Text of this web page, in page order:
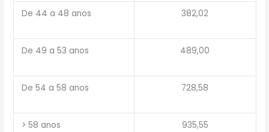
De 44 a 48 anos 382,02
De 49 a 53 anos 489,00
De 54 a 58 anos 728,58
> 58 anos 935,55